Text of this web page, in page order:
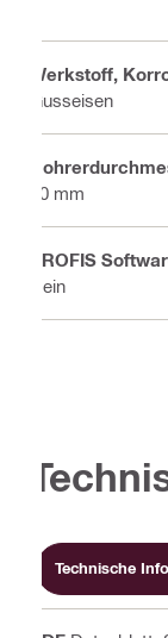
Werkstoff,
Gusseisen
30 mm
PROFIS
Nein
Technische